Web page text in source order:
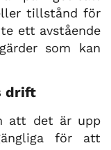
tillstånd för
ett avstående
som kan
drift
att det är upp
för att